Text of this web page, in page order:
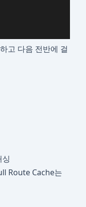
고 다음 전반에 걸
Route Cache는